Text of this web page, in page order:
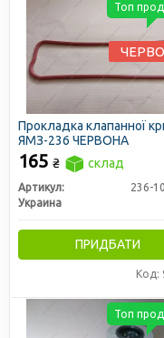
Прокладка клапанної
ЯМЗ-236 ЧЕРВОНА
165 ₴ склад
Артикул:
236-
Украина
ПРИДБАТИ
Код:
Топ
Топ